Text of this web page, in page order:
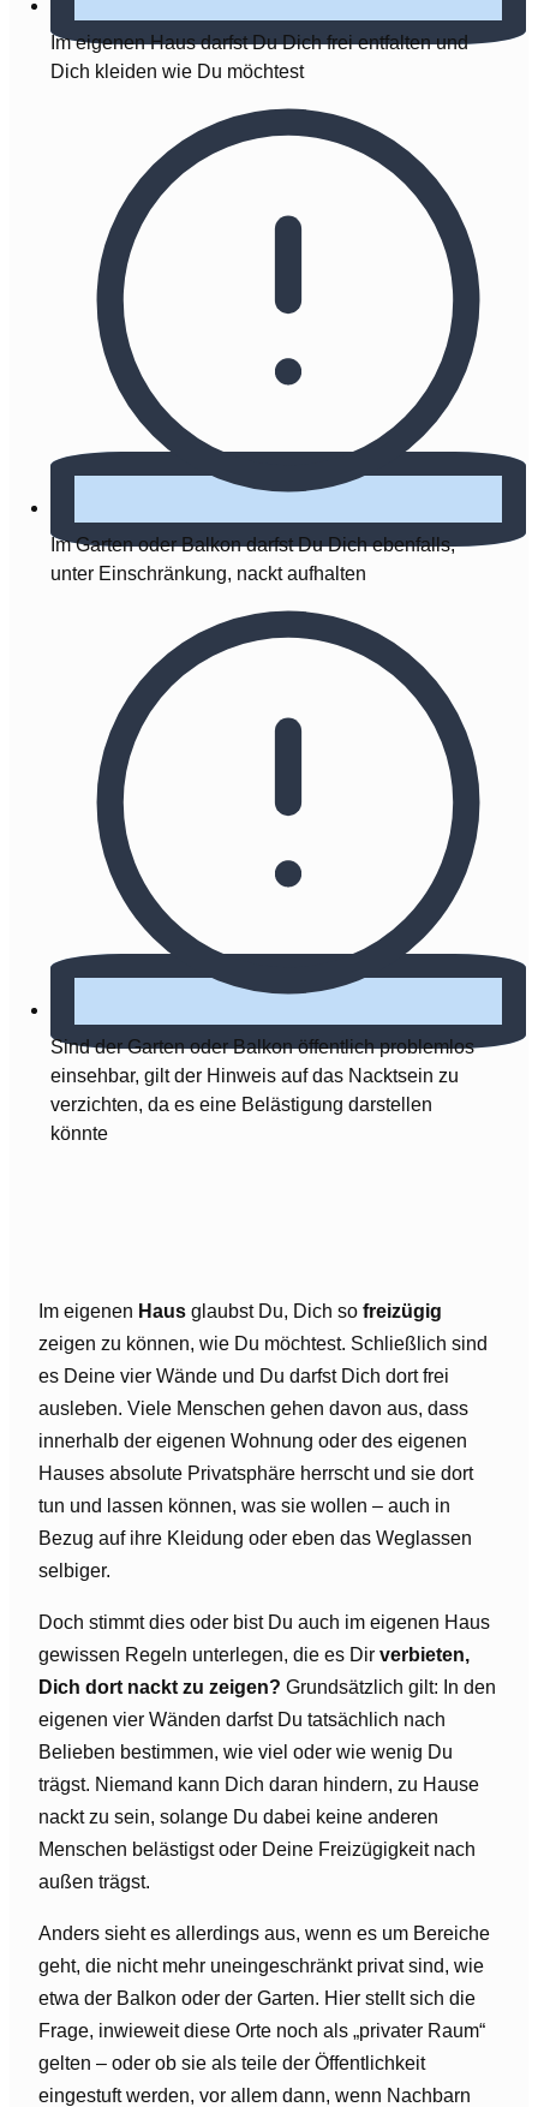
Im eigenen Haus darfst Du Dich frei entfalten und
Dich kleiden wie Du möchtest
Im Garten oder Balkon darfst Du Dich ebenfalls,
unter Einschränkung, nackt aufhalten
Sind der Garten oder Balkon öffentlich problemlos
einsehbar, gilt der Hinweis auf das Nacktsein zu
verzichten, da es eine Belästigung darstellen
könnte
Im eigenen Haus glaubst Du, Dich so freizügig
zeigen zu können, wie Du möchtest. Schließlich sind
es Deine vier Wände und Du darfst Dich dort frei
ausleben. Viele Menschen gehen davon aus, dass
innerhalb der eigenen Wohnung oder des eigenen
Hauses absolute Privatsphäre herrscht und sie dort
tun und lassen können, was sie wollen – auch in
Bezug auf ihre Kleidung oder eben das Weglassen
selbiger.
Doch stimmt dies oder bist Du auch im eigenen Haus
gewissen Regeln unterlegen, die es Dir verbieten,
Dich dort nackt zu zeigen? Grundsätzlich gilt: In den
eigenen vier Wänden darfst Du tatsächlich nach
Belieben bestimmen, wie viel oder wie wenig Du
trägst. Niemand kann Dich daran hindern, zu Hause
nackt zu sein, solange Du dabei keine anderen
Menschen belästigst oder Deine Freizügigkeit nach
außen trägst.
Anders sieht es allerdings aus, wenn es um Bereiche
geht, die nicht mehr uneingeschränkt privat sind, wie
etwa der Balkon oder der Garten. Hier stellt sich die
Frage, inwieweit diese Orte noch als „privater Raum“
gelten – oder ob sie als teile der Öffentlichkeit
eingestuft werden, vor allem dann, wenn Nachbarn